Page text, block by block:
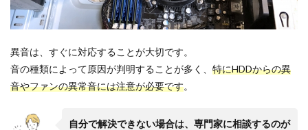
異音は、すぐに対応することが大切です。
音の種類によって原因が判明することが多く、 特にHDDからの異
音やファンの異常音には注意が必要です。
自分で解決できない場合は、専門家に相談するのが